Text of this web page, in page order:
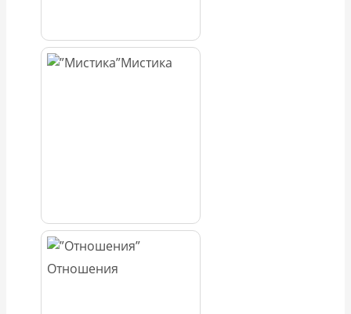
Мистика
Отношения